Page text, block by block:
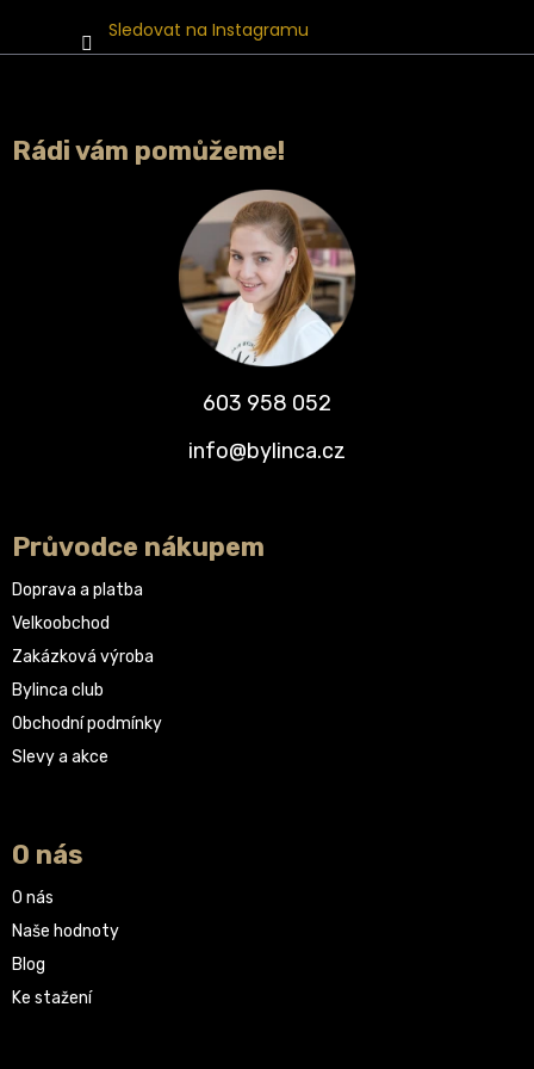
Sledovat na Instagramu
Rádi vám pomůžeme!
603 958 052
info@bylinca.cz
Průvodce nákupem
Doprava a platba
Velkoobchod
Zakázková výroba
Bylinca club
Obchodní podmínky
Slevy a akce
O nás
O nás
Naše hodnoty
Blog
Ke stažení